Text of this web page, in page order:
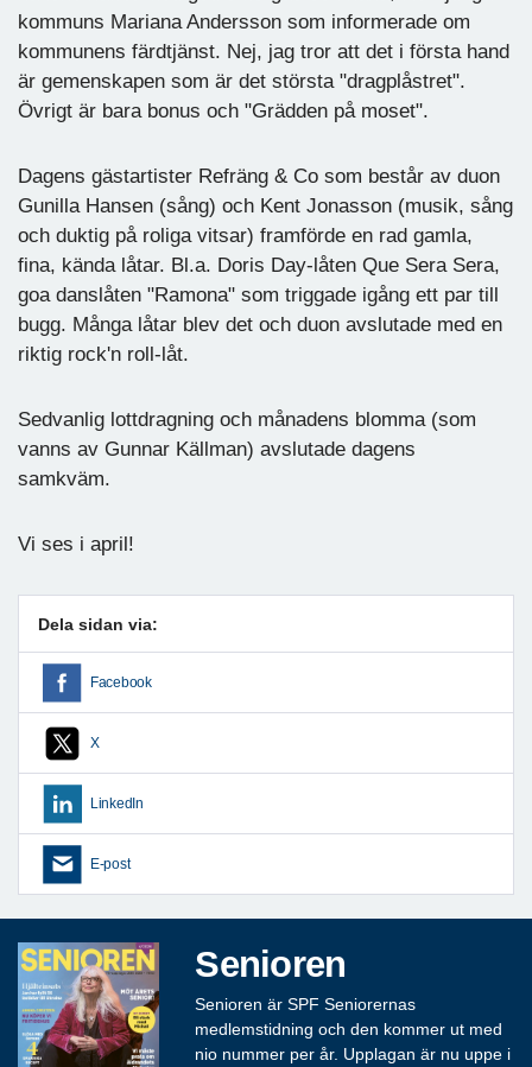
kommuns Mariana Andersson som informerade om
kommunens färdtjänst. Nej, jag tror att det i första hand
är gemenskapen som är det största "dragplåstret".
Övrigt är bara bonus och "Grädden på moset".
Dagens gästartister Refräng & Co som består av duon
Gunilla Hansen (sång) och Kent Jonasson (musik, sång
och duktig på roliga vitsar) framförde en rad gamla,
fina, kända låtar. Bl.a. Doris Day-låten Que Sera Sera,
goa danslåten "Ramona" som triggade igång ett par till
bugg. Många låtar blev det och duon avslutade med en
riktig rock'n roll-låt.
Sedvanlig lottdragning och månadens blomma (som
vanns av Gunnar Källman) avslutade dagens
samkväm.
Vi ses i april!
Dela sidan via:
Facebook
X
LinkedIn
E-post
Senioren
Senioren är SPF Seniorernas
medlemstidning och den kommer ut med
nio nummer per år. Upplagan är nu uppe i